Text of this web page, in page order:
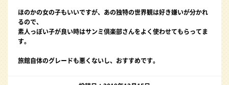
ほのかの女の子もいいですが、あの独特の世界観は好き嫌いが分かれ
るので、
素人っぽい子が良い時はサンミ倶楽部さんをよく使わせてもらってま
す。
旅館自体のグレードも悪くないし、おすすめです。